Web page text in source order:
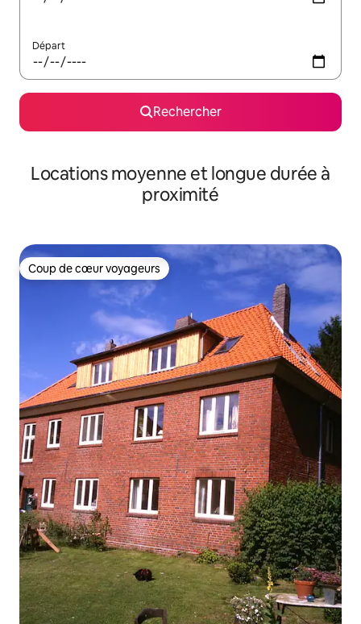
Départ
Rechercher
Locations moyenne et longue durée à
proximité
Coup de cœur voyageurs
Coup de cœur voyageurs